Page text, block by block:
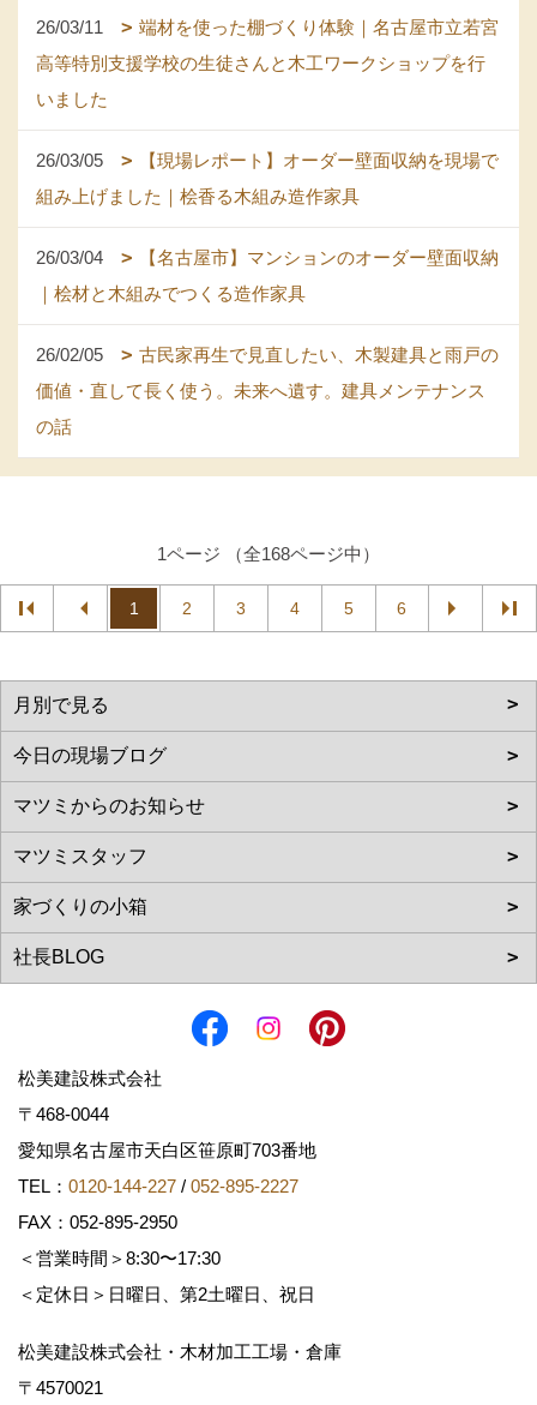
26/03/11
端材を使った棚づくり体験｜名古屋市立若宮
高等特別支援学校の生徒さんと木工ワークショップを行
いました
26/03/05
【現場レポート】オーダー壁面収納を現場で
組み上げました｜桧香る木組み造作家具
26/03/04
【名古屋市】マンションのオーダー壁面収納
｜桧材と木組みでつくる造作家具
26/02/05
古民家再生で見直したい、木製建具と雨戸の
価値・直して長く使う。未来へ遺す。建具メンテナンス
の話
1ページ （全168ページ中）
1 2 3 4 5 6
松美建設株式会社
〒468-0044
愛知県名古屋市天白区笹原町703番地
TEL： 0120-144-227 / 052-895-2227
FAX：052-895-2950
＜営業時間＞8:30〜17:30
＜定休日＞日曜日、第2土曜日、祝日
松美建設株式会社・木材加工工場・倉庫
〒4570021